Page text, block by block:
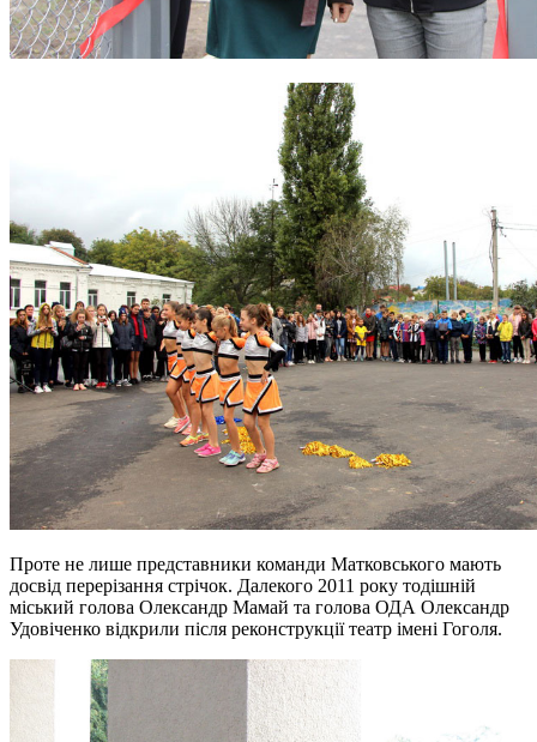
Проте не лише представники команди Матковського мають
досвід перерізання стрічок. Далекого 2011 року тодішній
міський голова Олександр Мамай та голова ОДА Олександр
Удовіченко відкрили після реконструкції театр імені Гоголя.